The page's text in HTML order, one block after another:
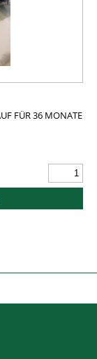
FÜR 36 MONATE